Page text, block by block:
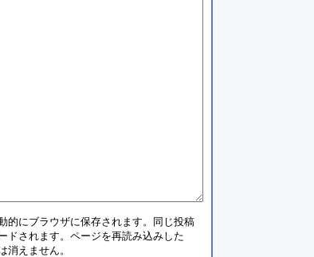
的にブラウザに保存されます。同じ投稿
ドされます。ページを再読み込みした
消えません。